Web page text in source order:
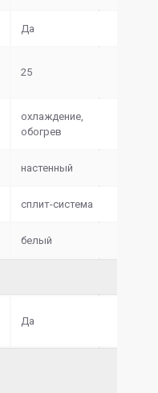
Да
25
охлаждение,
обогрев
настенный
сплит-система
белый
Да